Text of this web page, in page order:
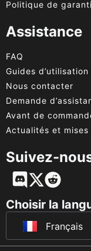
Politique de
Assistance
FAQ
Guides d’utilisation
Nous contacter
Demande
Avant de
Actualités et mises
Suivez-
Choisir la
Français
English
Deutsch
日本語